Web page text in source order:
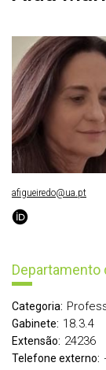
Departamento
Categoria:
Gabinete: 18.3.4
Extensão: 24236
Telefone externo:
afigueiredo@ua.pt